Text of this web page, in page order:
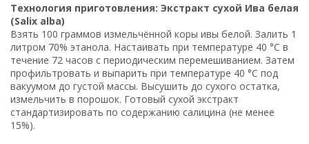
Технология приготовления: Экстракт сухой Ива белая
(Salix alba)
Взять 100 граммов измельчённой коры ивы белой. Залить 1
литром 70% этанола. Настаивать при температуре 40 °C в
течение 72 часов с периодическим перемешиванием. Затем
профильтровать и выпарить при температуре 40 °C под
вакуумом до густой массы. Высушить до сухого остатка,
измельчить в порошок. Готовый сухой экстракт
стандартизировать по содержанию салицина (не менее
15%).